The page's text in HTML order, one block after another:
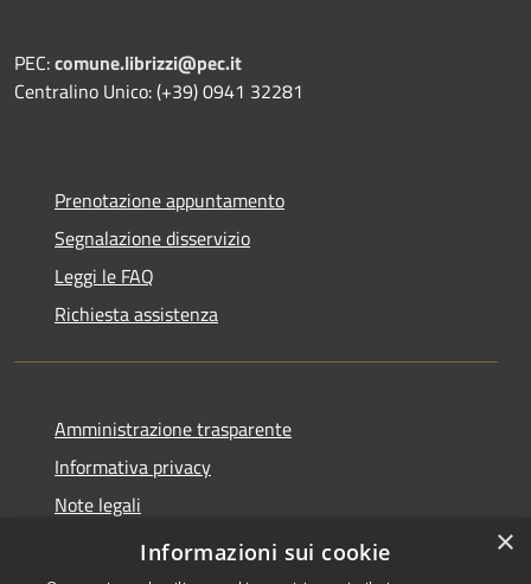
PEC:comune.librizzi@pec.it
Centralino Unico: (+39) 0941 32281
Prenotazione appuntamento
Segnalazione disservizio
Leggi le FAQ
Richiesta assistenza
Amministrazione trasparente
Informativa privacy
Note legali
Dichiarazione di accessibilità
×
Informazioni sui cookie